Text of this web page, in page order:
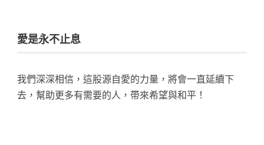
愛是永不止息
我們深深相信，這股源自愛的力量，將會一直延續下
去，幫助更多有需要的人，帶來希望與和平！